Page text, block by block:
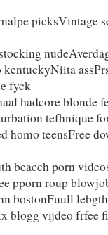
picksVintage
fyck
hadcore blonde
tefhnique
homo teensFree
beacch porn
pporn roup
bostonFuull
blogg vijdeo frfee